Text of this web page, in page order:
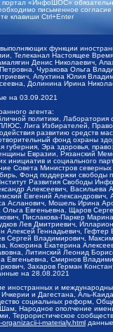
портал «ИнфоШОС»
письменное
клавиши Ctrl+Enter
функции
Телеканал Настоящее
Денис Николаевич,
Чуракова Ольга
Апухтина Юлия
Долинина Ирина
на 03.09.2021
агента:
политики,
Лига Избирателей,
развитию средств
фонд охраны
губерния, Эра здоровья,
Евразии, Рязанский
инициатив и социального
Министров северных
Фонд поддержки
Развития Свободы
Алексеевич,
Евгений
Асланович, Мошель Ирина
Евгеньевна, Щаров
Пислакова-Паркер
Лев Дмитриевич,
Геннадьевич,
Владимирович,
Кокорина Екатерина
Литинский Леонид
Евгеньевна, Смирнов
Захаров Герман
на 28.08.2021
и
и Дагестана, Аль-
социальных реформ,
Народное ополчение
Террористическое
i-materialy.html